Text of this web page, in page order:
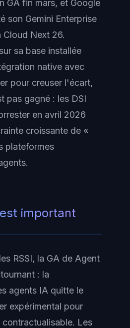
GA fin mars, et Google
son Gemini Enterprise
Next 26.
sa base installée
native avec
pour creuser l'écart,
pas gagné : les DSI
en avril 2026
croissante de «
plateformes
important
RSSI, la GA de Agent
: la
agents IA quitte le
expérimental pour
contractualisable. Les